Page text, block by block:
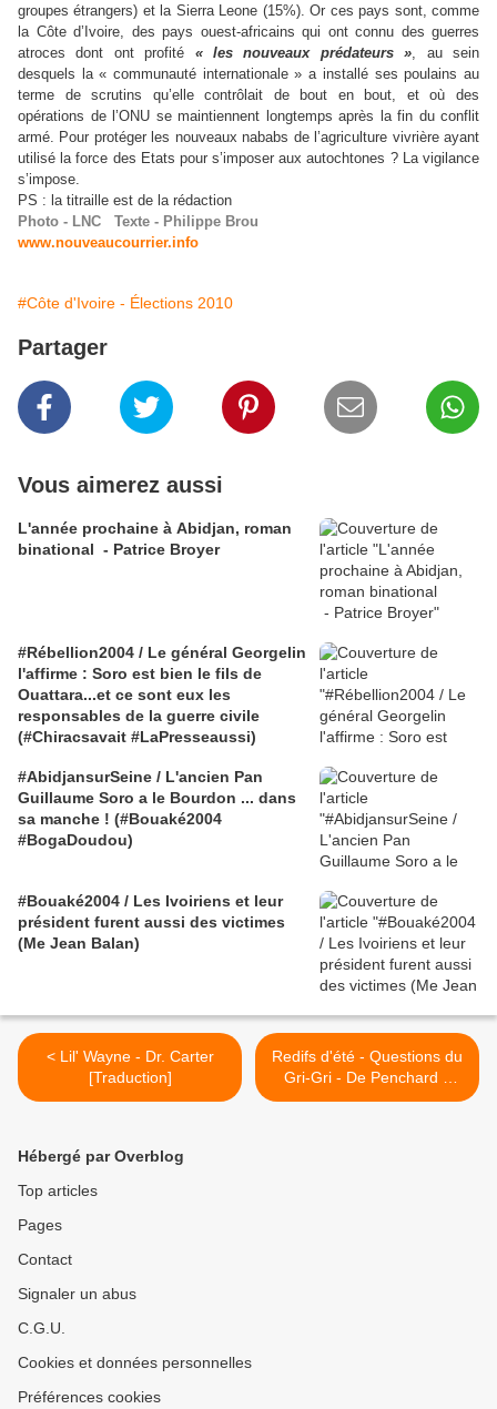
groupes étrangers) et la Sierra Leone (15%). Or ces pays sont, comme
la Côte d’Ivoire, des pays ouest-africains qui ont connu des guerres
atroces dont ont profité « les nouveaux prédateurs », au sein
desquels la « communauté internationale » a installé ses poulains au
terme de scrutins qu’elle contrôlait de bout en bout, et où des
opérations de l’ONU se maintiennent longtemps après la fin du conflit
armé. Pour protéger les nouveaux nababs de l’agriculture vivrière ayant
utilisé la force des Etats pour s’imposer aux autochtones ? La vigilance
s’impose.
PS : la titraille est de la rédaction
Photo - LNC Texte - Philippe Brou
www.nouveaucourrier.info
#Côte d'Ivoire - Élections 2010
Partager
Vous aimerez aussi
L'année prochaine à Abidjan, roman
binational - Patrice Broyer
#Rébellion2004 / Le général Georgelin
l'affirme : Soro est bien le fils de
Ouattara...et ce sont eux les
responsables de la guerre civile
(#Chiracsavait #LaPresseaussi)
#AbidjansurSeine / L'ancien Pan
Guillaume Soro a le Bourdon ... dans
sa manche ! (#Bouaké2004
#BogaDoudou)
#Bouaké2004 / Les Ivoiriens et leur
président furent aussi des victimes
(Me Jean Balan)
< Lil' Wayne - Dr. Carter
[Traduction]
Redifs d'été - Questions du
Gri-Gri - De Penchard à
Sassou, une certaine idée
Hébergé par Overblog
Top articles
Pages
Contact
Signaler un abus
C.G.U.
Cookies et données personnelles
Préférences cookies